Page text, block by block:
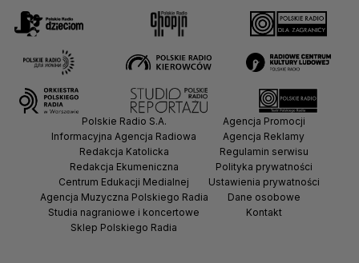
Polskie Radio S.A.
Informacyjna Agencja Radiowa
Redakcja Katolicka
Redakcja Ekumeniczna
Centrum Edukacji Medialnej
Agencja Muzyczna Polskiego Radia
Studia nagraniowe i koncertowe
Sklep Polskiego Radia
Agencja Promocji
Agencja Reklamy
Regulamin serwisu
Polityka prywatności
Ustawienia prywatności
Dane osobowe
Kontakt